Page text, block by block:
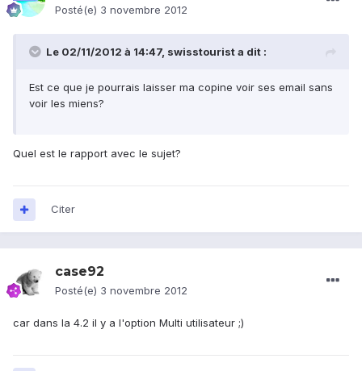
Posté(e) 3 novembre 2012
Le 02/11/2012 à 14:47, swisstourist a dit :
Est ce que je pourrais laisser ma copine voir ses email sans
voir les miens?
Quel est le rapport avec le sujet?
Citer
case92
Posté(e) 3 novembre 2012
car dans la 4.2 il y a l'option Multi utilisateur ;)